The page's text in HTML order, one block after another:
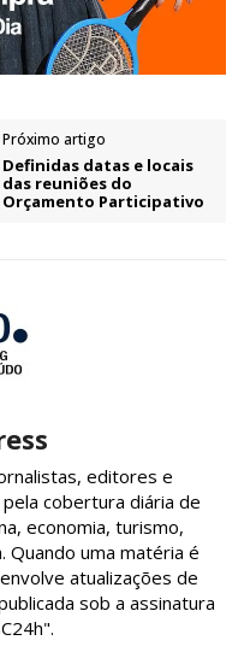
Próximo artigo
Definidas datas e locais
das reuniões do
Orçamento Participativo
editores e
cobertura diária de
economia, turismo,
uma matéria é
atualizações de
sob a assinatura